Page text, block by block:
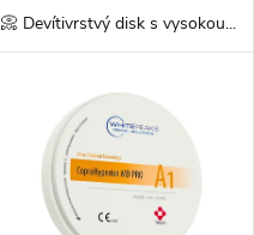
📀 Devítivrstvý disk s vysokou...